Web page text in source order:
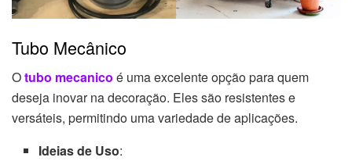
Tubo Mecânico
Otubo mecanico é uma excelente opção para quem
deseja inovar na decoração. Eles são resistentes e
versáteis, permitindo uma variedade de aplicações.
Ideias de Uso: